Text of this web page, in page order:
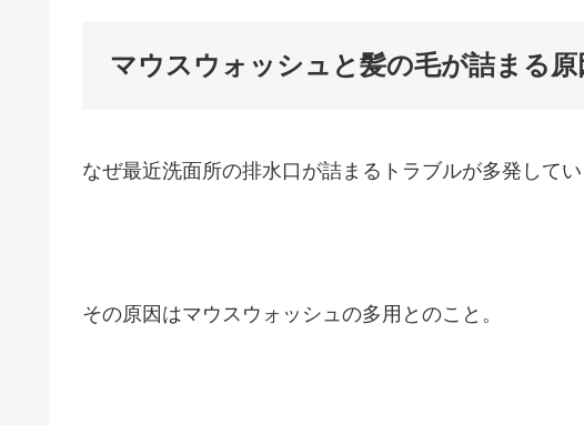
マウスウォッシュと髪の毛が詰まる原
なぜ最近洗面所の排水口が詰まるトラブルが多発して
その原因はマウスウォッシュの多用とのこと。